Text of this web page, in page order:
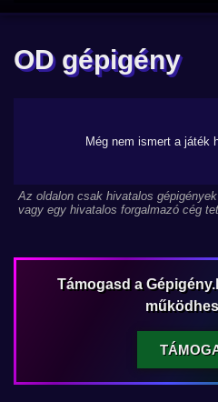
OD gépigény
Még nem ismert a játék
Az oldalon csak hivatalos
vagy egy hivatalos forgalmazó cég
Támogasd a